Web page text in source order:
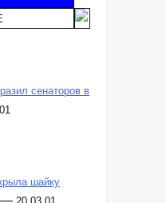
сенаторов в
шайку